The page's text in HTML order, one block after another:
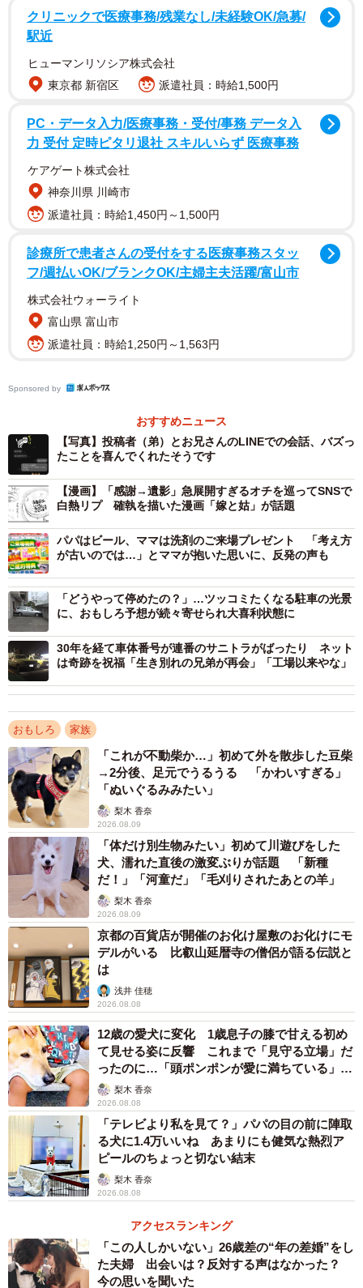
なぜか兄もニヤニヤと嬉しそうでした
ーーなぜお兄さんにNintendo Switch Liteを贈ることになっ
たんでしょうか？
ていたSwitch Liteを使わなくなったというのと、県外に住
む兄が『ポケモンをやりたいが、Switchを持っていない』
と言っていたのがキッカケです。『欲しいならあげるよ』
と言ったら『ぜひ欲しい』と」
ム機の転売が増えたことへの皮肉を込めているとか…? も
しくは、お兄さんが過去に何かを売ってしまったのかと思
ってしまいました（お兄さんすみません）。
「いいえ、特に転売する人のことは意識はしてなかったで
ことは無かったですね（笑）」
2/3
ハイクオリティなイラストに、ツイッターでは「むしろ価値が上がるの
では」という声も（提供：Invader XDさん @Invader_0123）
ーーなぜこのイラストを描かれたんですか？
「兄がもしこのSwitch Liteを売却（転売）したとして、最
高額で売らせないためには…と考え、『落書きをしよ
う！』と思いました（笑）。箱に傷や汚れ・落書きがあれ
Liteを見た時、兄が笑ってくれたらいいなと思って、落書き
しました」
クリニックで医療事務/残業なし/未経験OK/急募/
駅近
ヒューマンリソシア株式会社
東京都 新宿区
派遣社員：時給1,500円
PC・データ入力/医療事務・受付/事務 データ入
力 受付 定時ピタリ退社 スキルいらず 医療事務
ケアゲート株式会社
神奈川県 川崎市
派遣社員：時給1,450円～1,500円
診療所で患者さんの受付をする医療事務スタッ
フ/週払いOK/ブランクOK/主婦主夫活躍/富山市
株式会社ウォーライト
富山県 富山市
派遣社員：時給1,250円～1,563円
Sponsored by
おすすめニュース
【写真】投稿者（弟）とお兄さんのLINEでの会話、バズっ
たことを喜んでくれたそうです
【漫画】「感謝→遺影」急展開すぎるオチを巡ってSNSで
白熱リプ 確執を描いた漫画「嫁と姑」が話題
パパはビール、ママは洗剤のご来場プレゼント 「考え方
が古いのでは…」とママが抱いた思いに、反発の声も
「どうやって停めたの？」…ツッコミたくなる駐車の光景
に、おもしろ予想が続々寄せられ大喜利状態に
30年を経て車体番号が連番のサニトラがばったり ネット
は奇跡を祝福「生き別れの兄弟が再会」「工場以来やな」
おもしろ 家族
「これが不動柴か…」初めて外を散歩した豆柴
→2分後、足元でうるうる 「かわいすぎる」
「ぬいぐるみみたい」
梨木 香奈
2026.08.09
「体だけ別生物みたい」初めて川遊びをした
犬、濡れた直後の激変ぶりが話題 「新種
だ！」「河童だ」「毛刈りされたあとの羊」
梨木 香奈
2026.08.09
京都の百貨店が開催のお化け屋敷のお化けにモ
デルがいる 比叡山延暦寺の僧侶が語る伝説と
は
浅井 佳穂
2026.08.08
12歳の愛犬に変化 1歳息子の膝で甘える初め
て見せる姿に反響 これまで「見守る立場」だ
ったのに…「頭ポンポンが愛に満ちている」
「尊…」
梨木 香奈
2026.08.08
「テレビより私を見て？」パパの目の前に陣取
る犬に1.4万いいね あまりにも健気な熱烈ア
ピールのちょっと切ない結末
梨木 香奈
2026.08.08
アクセスランキング
「この人しかいない」26歳差の“年の差婚”をし
た夫婦 出会いは？反対する声はなかった？
今の思いを聞いた